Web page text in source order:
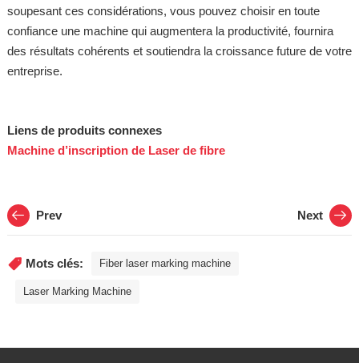
soupesant ces considérations, vous pouvez choisir en toute
confiance une machine qui augmentera la productivité, fournira
des résultats cohérents et soutiendra la croissance future de votre
entreprise.
Liens de produits connexes
Machine d’inscription de Laser de fibre
Prev Next
Mots clés: Fiber laser marking machine
Laser Marking Machine